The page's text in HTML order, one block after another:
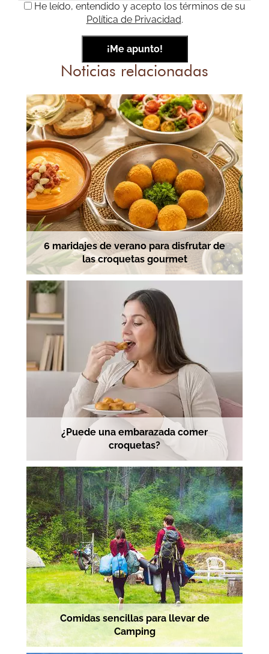
He leído, entendido y acepto los términos de su
Política de Privacidad.
Noticias relacionadas
6 maridajes de verano para disfrutar de
las croquetas gourmet
¿Puede una embarazada comer
croquetas?
Comidas sencillas para llevar de
Camping